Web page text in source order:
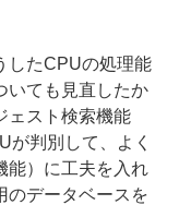
したCPUの処理能
いても見直したか
ェスト検索機能
が判別して、よく
能）に工夫を入れ
のデータベースを